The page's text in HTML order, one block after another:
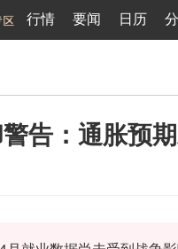
行情 要闻 日历
告：通胀预